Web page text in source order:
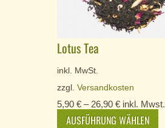
Lotus Tea
inkl. MwSt.
zzgl. Versandkosten
5,90 € – 26,90 € inkl. Mwst.
AUSFÜHRUNG WÄHLEN